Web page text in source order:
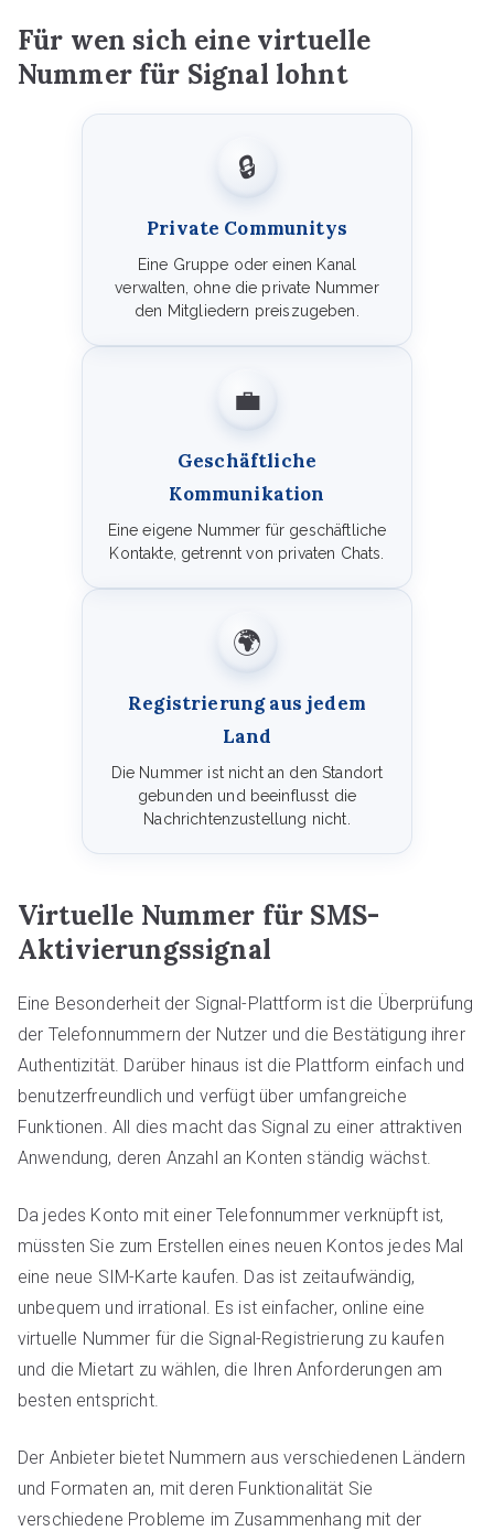
Für wen sich eine virtuelle
Nummer für Signal lohnt
🔒
Private Communitys
Eine Gruppe oder einen Kanal
verwalten, ohne die private Nummer
den Mitgliedern preiszugeben.
💼
Geschäftliche
Kommunikation
Eine eigene Nummer für geschäftliche
Kontakte, getrennt von privaten Chats.
🌍
Registrierung aus jedem
Land
Die Nummer ist nicht an den Standort
gebunden und beeinflusst die
Nachrichtenzustellung nicht.
Virtuelle Nummer für SMS-
Aktivierungssignal
Eine Besonderheit der Signal-Plattform ist die Überprüfung
der Telefonnummern der Nutzer und die Bestätigung ihrer
Authentizität. Darüber hinaus ist die Plattform einfach und
benutzerfreundlich und verfügt über umfangreiche
Funktionen. All dies macht das Signal zu einer attraktiven
Anwendung, deren Anzahl an Konten ständig wächst.
Da jedes Konto mit einer Telefonnummer verknüpft ist,
müssten Sie zum Erstellen eines neuen Kontos jedes Mal
eine neue SIM-Karte kaufen. Das ist zeitaufwändig,
unbequem und irrational. Es ist einfacher, online eine
virtuelle Nummer für die Signal-Registrierung zu kaufen
und die Mietart zu wählen, die Ihren Anforderungen am
besten entspricht.
Der Anbieter bietet Nummern aus verschiedenen Ländern
und Formaten an, mit deren Funktionalität Sie
verschiedene Probleme im Zusammenhang mit der